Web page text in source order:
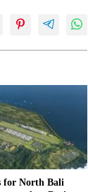
for North Bali